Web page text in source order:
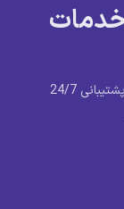
خدمات
ارزانی و با کیفیت بالا را با ممتاز پنل تجربه کنید پشتیبانی 24/7